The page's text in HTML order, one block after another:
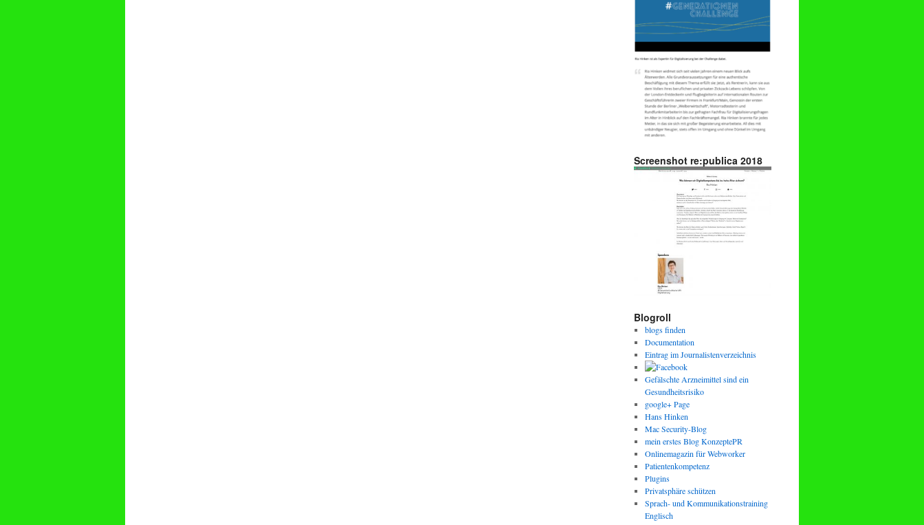
Screenshot re:publica 2018
Blogroll
blogs finden
Documentation
Eintrag im Journalistenverzeichnis
Gefälschte Arzneimittel sind ein
Gesundheitsrisiko
google+ Page
Hans Hinken
Mac Security-Blog
mein erstes Blog KonzeptePR
Onlinemagazin für Webworker
Patientenkompetenz
Plugins
Privatsphäre schützen
Sprach- und Kommunikationstraining
Englisch